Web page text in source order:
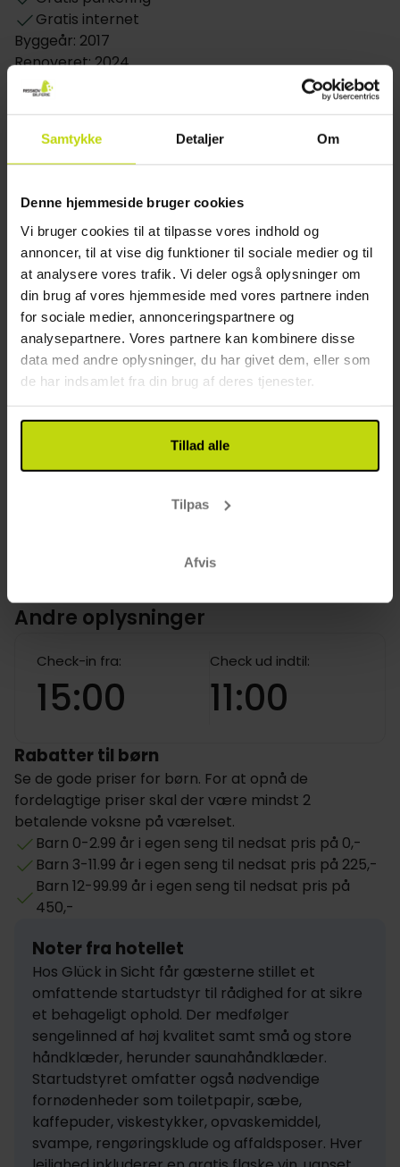
Samtykke Detaljer Om
Denne hjemmeside bruger cookies
Vi bruger cookies til at tilpasse vores indhold og
annoncer, til at vise dig funktioner til sociale medier og til
at analysere vores trafik. Vi deler også oplysninger om
din brug af vores hjemmeside med vores partnere inden
for sociale medier, annonceringspartnere og
analysepartnere. Vores partnere kan kombinere disse
data med andre oplysninger, du har givet dem, eller som
de har indsamlet fra din brug af deres tjenester.
Tillad alle
Tilpas
Afvis
sikrer, at der er masser at udforske uden for
hotellets område.
Værelser
indrettet med moderne møbler, eget badeværelse,
gratis toiletartikler, WiFi, fladskærms-tv og
atmosfære med stilfuld indretning, komfortable
senge og mange værelser med terrasse eller
balkon, hvor du kan nyde den friske kystluft og det
naturlige lys.
Gratis internet
Byggeår: 2017
Renoveret: 2024
Cykel opbevaring (låst)
Restaurant
Mulighed for laktosefri mad
Mulighed for glutenfri mad
Mulighed for vegetar mad
Værelse
Hund: 20 EUR pr. dag
Kun slutrengøring inkluderet
Linned inkluderet i ophold
Føntørrer
Kundeanmeldelser
Andre oplysninger
Check-in fra:
15:00
Check ud indtil:
11:00
Rabatter til børn
Se de gode priser for børn. For at opnå de
fordelagtige priser skal der være mindst 2
betalende voksne på værelset.
Barn 0-2.99 år i egen seng til nedsat pris på 0,-
Barn 3-11.99 år i egen seng til nedsat pris på 225,-
Barn 12-99.99 år i egen seng til nedsat pris på
450,-
Noter fra hotellet
Hos Glück in Sicht får gæsterne stillet et
omfattende startudstyr til rådighed for at sikre
et behageligt ophold. Der medfølger
sengelinned af høj kvalitet samt små og store
håndklæder, herunder saunahåndklæder.
Startudstyret omfatter også nødvendige
fornødenheder som toiletpapir, sæbe,
kaffepuder, viskestykker, opvaskemiddel,
svampe, rengøringsklude og affaldsposer. Hver